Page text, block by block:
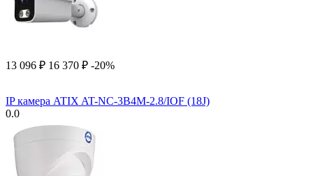
13 096 ₽ 16 370 ₽ -20%
IP камера ATIX AT-NC-3B4M-2.8/IOF (18J)
0.0